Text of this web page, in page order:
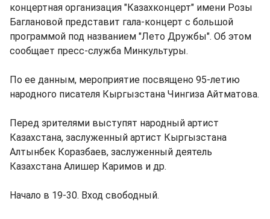
концертная организация "Казахконцерт" имени Розы
Баглановой представит гала-концерт с большой
программой под названием "Лето Дружбы". Об этом
сообщает пресс-служба Минкультуры.
По ее данным, мероприятие посвящено 95-летию
народного писателя Кыргызстана Чингиза Айтматова.
Перед зрителями выступят народный артист
Казахстана, заслуженный артист Кыргызстана
Алтынбек Коразбаев, заслуженный деятель
Казахстана Алишер Каримов и др.
Начало в 19-30. Вход свободный.